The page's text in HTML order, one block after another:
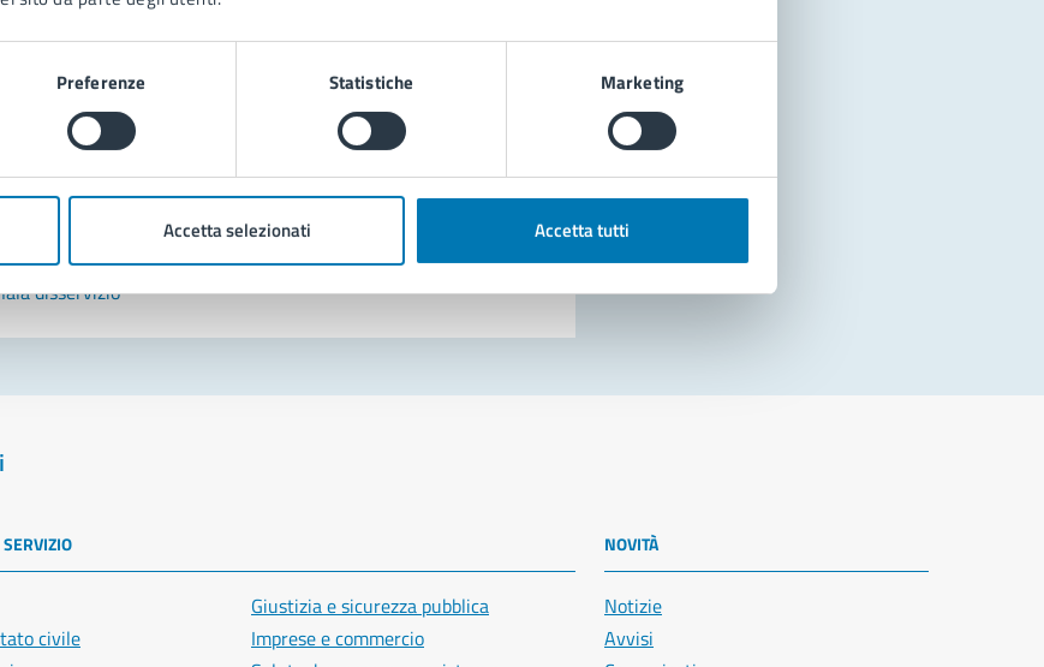
Preferenze Statistiche Marketing
Accetta selezionati Accetta tutti
il comune
le domande frequenti
assistenza
appuntamento
disservizio
civile
Giustizia e sicurezza pubblica
Imprese e commercio
NOVITÀ
Notizie
Avvisi